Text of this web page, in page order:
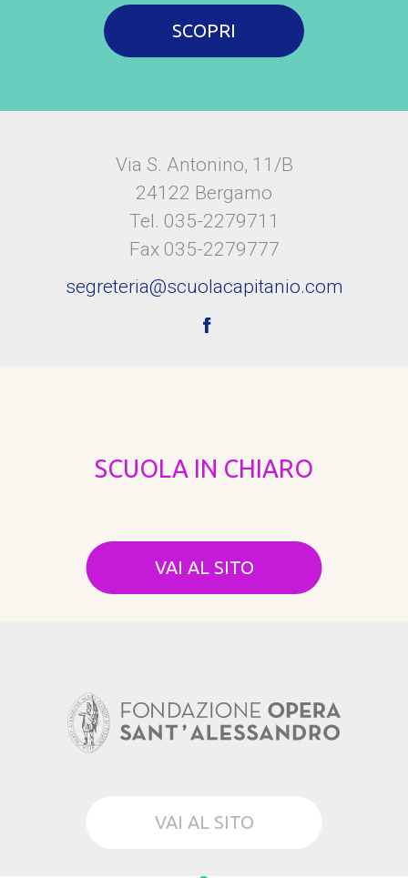
SCOPRI
Via S. Antonino, 11/B
24122 Bergamo
Tel. 035-2279711
Fax 035-2279777
segreteria@scuolacapitanio.com
SCUOLA IN CHIARO
VAI AL SITO
VAI AL SITO